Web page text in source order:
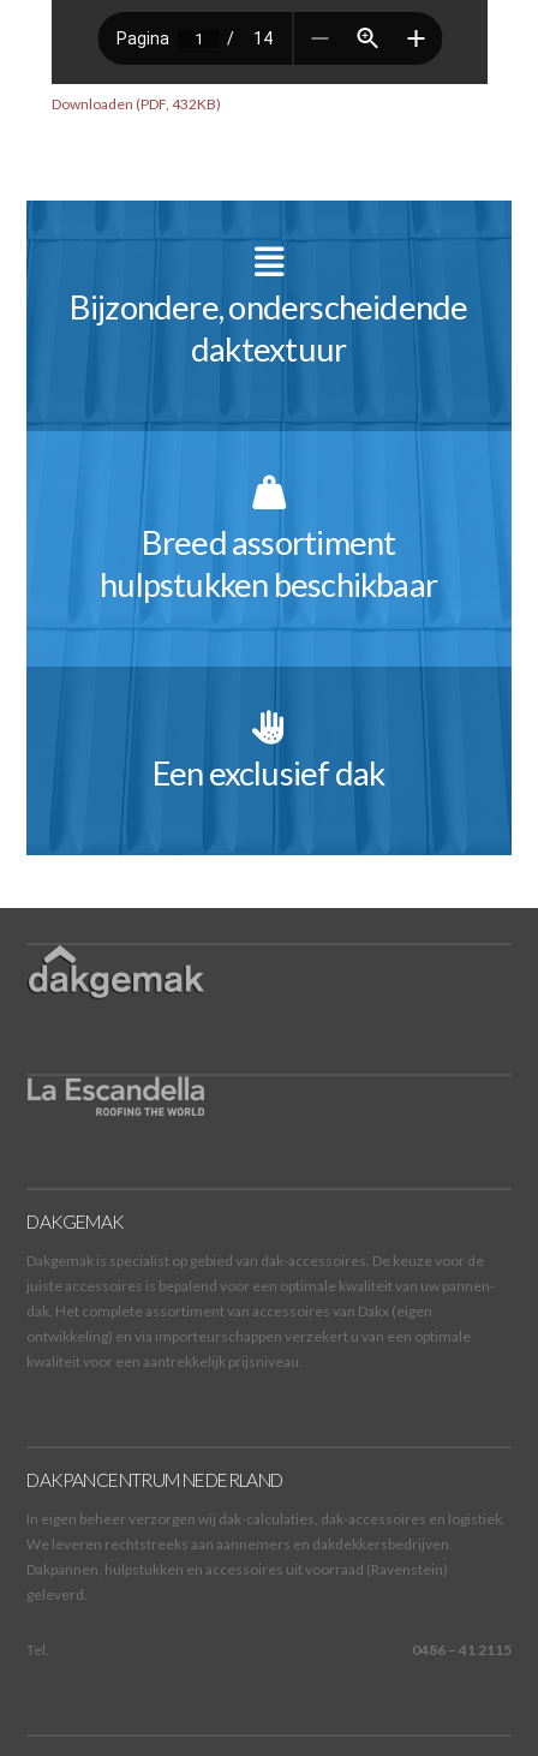
Downloaden (PDF, 432KB)
Bijzondere, onderscheidende
daktextuur
Breed assortiment
hulpstukken beschikbaar
Een exclusief dak
DAKGEMAK
Dakgemak is specialist op gebied van dak-accessoires. De keuze voor de
juiste accessoires is bepalend voor een optimale kwaliteit van uw pannen-
dak. Het complete assortiment van accessoires van Dakx (eigen
ontwikkeling) en via importeurschappen verzekert u van een optimale
kwaliteit voor een aantrekkelijk prijsniveau.
DAKPANCENTRUM NEDERLAND
In eigen beheer verzorgen wij dak-calculaties, dak-accessoires en logistiek.
We leveren rechtstreeks aan aannemers en dakdekkersbedrijven.
Dakpannen, hulpstukken en accessoires uit voorraad (Ravenstein)
geleverd.
Tel. 0486 – 41 2115